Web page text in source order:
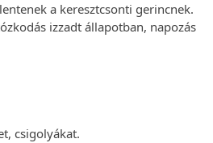
a keresztcsonti gerincnek.
izzadt állapotban, napozás
csigolyákat.